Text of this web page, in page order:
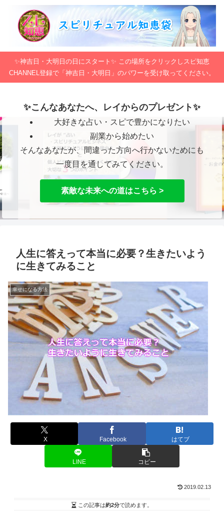
✨神吉日・大明日の日にスタート✨ この場所をクリックしスピ知恵
CHANNEL登録で「神吉日・大明日」のパワーを受け取ってください。
✨こんなあなたへ、レイからのプレゼント✨
大好きな占い・スピで豊かになりたい
副業から始めたい
そんなあなたが、間違った方向へ行かないためにも
一度目を通してみてください。
素敵な未来への道はこちら >
人生に答えって本当に必要？生きたいよう
に生きてみること
幸せになる方法
X Facebook はてブ
LINE コピー
2019.02.13
この記事は約2分で読めます。